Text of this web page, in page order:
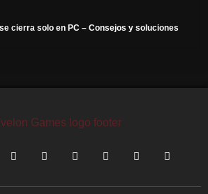
cierra solo en PC – Consejos y soluciones